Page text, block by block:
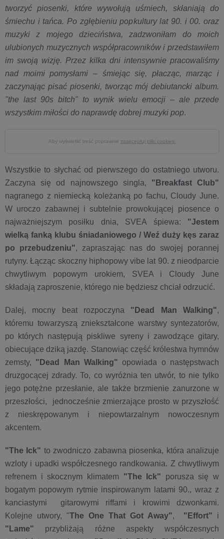
tworzyć piosenki, które wywołują uśmiech, skłaniają do
śmiechu i tańca. Po zgłębieniu popkultury lat 90. i 00. oraz
muzyki z mojego dzieciństwa, zadzwoniłam do moich
ulubionych muzycznych współpracowników i przedstawiłem
im swoją wizję. Przez kilka dni intensywnie pracowaliśmy
nad moimi pomysłami – śmiejąc się, płacząc, marząc i
zaczynając pisać piosenki, tworząc mój debiutancki album.
"the last 90s bitch" to wynik wielu emocji – ale przede
wszystkim miłości do naprawdę dobrej muzyki pop.
Aby wyświetlić treść poprawnie zaakceptuj pliki cookies.
Wszystkie to słychać od pierwszego do ostatniego utworu.
Zaczyna się od najnowszego singla, "Breakfast Club"
nagranego z niemiecką koleżanką po fachu, Cloudy June.
W uroczo zabawnej i subtelnie prowokującej piosence o
najważniejszym posiłku dnia, SVEA śpiewa: "Jestem
wielką fanką klubu śniadaniowego / Weź duży kęs zaraz
po przebudzeniu", zapraszając nas do swojej porannej
rutyny. Łącząc skoczny hiphopowy vibe lat 90. z nieodparcie
chwytliwym popowym urokiem, SVEA i Cloudy June
składają zaproszenie, którego nie będziesz chciał odrzucić.
Dalej, mocny beat rozpoczyna "Dead Man Walking",
któremu towarzyszą zniekształcone warstwy syntezatorów,
po których następują piskliwe syreny i zawodzące gitary,
obiecujące dziką jazdę. Stanowiąc część królestwa hymnów
zemsty, "Dead Man Walking"opowiada o następstwach
druzgocącej zdrady. To, co wyróżnia ten utwór, to nie tylko
jego potężne przesłanie, ale także brzmienie zanurzone w
przeszłości, jednocześnie zmierzające prosto w przyszłość
z nieskrępowanym i niepowtarzalnym nowoczesnym
akcentem.
"The Ick" to zwodniczo zabawna piosenka, która analizuje
wzloty i upadki współczesnego randkowania. Z chwytliwym
refrenem i skocznym klimatem "The Ick" porusza się w
bogatym popowym rytmie inspirowanym latami 90., wraz z
kanciastymi gitarowymi riffami i krowimi dzwonkami.
Kolejne utwory, "The One That Got Away", "Effort" i
"Lame" przybliżają różne aspekty współczesnych